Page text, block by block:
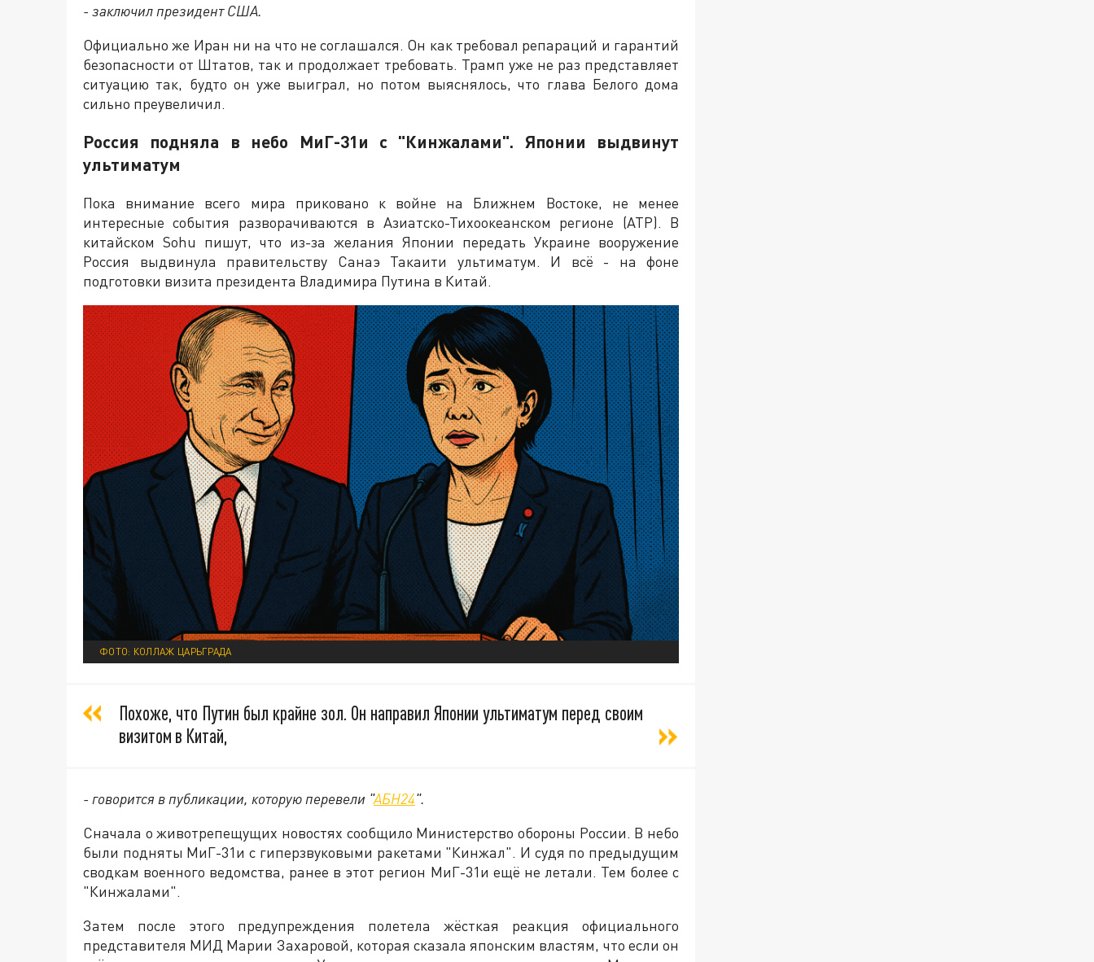
- заключил президент США.
Официально же Иран ни на что не соглашался. Он как требовал репараций и гарантий
безопасности от Штатов, так и продолжает требовать. Трамп уже не раз представляет
ситуацию так, будто он уже выиграл, но потом выяснялось, что глава Белого дома
сильно преувеличил.
Россия подняла в небо МиГ-31и с "Кинжалами". Японии выдвинут
ультиматум
Пока внимание всего мира приковано к войне на Ближнем Востоке, не менее
интересные события разворачиваются в Азиатско-Тихоокеанском регионе (АТР). В
китайском Sohu пишут, что из-за желания Японии передать Украине вооружение
Россия выдвинула правительству Санаэ Такаити ультиматум. И всё - на фоне
подготовки визита президента Владимира Путина в Китай.
ФОТО: КОЛЛАЖ ЦАРЬГРАДА
Похоже, что Путин был крайне зол. Он направил Японии ультиматум перед своим
визитом в Китай,
- говорится в публикации, которую перевели "АБН24".
Сначала о животрепещущих новостях сообщило Министерство обороны России. В небо
были подняты МиГ-31и с гиперзвуковыми ракетами "Кинжал". И судя по предыдущим
сводкам военного ведомства, ранее в этот регион МиГ-31и ещё не летали. Тем более с
"Кинжалами".
Затем после этого предупреждения полетела жёсткая реакция официального
представителя МИД Марии Захаровой, которая сказала японским властям, что если он